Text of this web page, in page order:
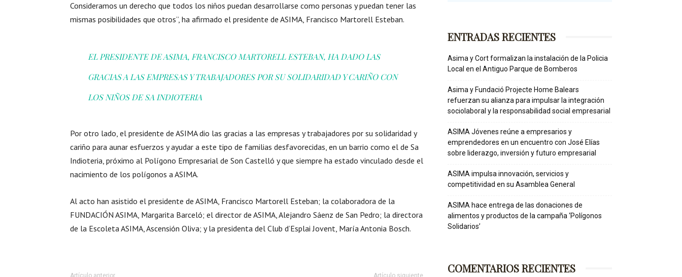
Consideramos un derecho que todos los niños puedan desarrollarse como personas y puedan tener las
mismas posibilidades que otros”, ha afirmado el presidente de ASIMA, Francisco Martorell Esteban.
EL PRESIDENTE DE ASIMA, FRANCISCO MARTORELL ESTEBAN, HA DADO LAS
GRACIAS A LAS EMPRESAS Y TRABAJADORES POR SU SOLIDARIDAD Y CARIÑO CON
LOS NIÑOS DE SA INDIOTERIA
Por otro lado, el presidente de ASIMA dio las gracias a las empresas y trabajadores por su solidaridad y
cariño para aunar esfuerzos y ayudar a este tipo de familias desfavorecidas, en un barrio como el de Sa
Indioteria, próximo al Polígono Empresarial de Son Castelló y que siempre ha estado vinculado desde el
nacimiento de los polígonos a ASIMA.
Al acto han asistido el presidente de ASIMA, Francisco Martorell Esteban; la colaboradora de la
FUNDACIÓN ASIMA, Margarita Barceló; el director de ASIMA, Alejandro Sáenz de San Pedro; la directora
de la Escoleta ASIMA, Ascensión Oliva; y la presidenta del Club d’Esplai Jovent, María Antonia Bosch.
Artículo anterior Artículo siguiente
ENTRADAS RECIENTES
Asima y Cort formalizan la instalación de la Policia
Local en el Antiguo Parque de Bomberos
Asima y Fundació Projecte Home Balears
refuerzan su alianza para impulsar la integración
sociolaboral y la responsabilidad social empresarial
ASIMA Jóvenes reúne a empresarios y
emprendedores en un encuentro con José Elías
sobre liderazgo, inversión y futuro empresarial
ASIMA impulsa innovación, servicios y
competitividad en su Asamblea General
ASIMA hace entrega de las donaciones de
alimentos y productos de la campaña ‘Polígonos
Solidarios’
COMENTARIOS RECIENTES